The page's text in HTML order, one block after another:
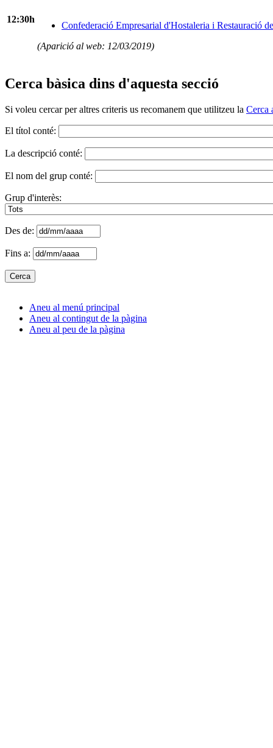
12:30h
Confederació Empresarial d'Hostaleria i Restauració
(Aparició al web: 12/03/2019)
Cerca bàsica dins d'aquesta secció
Si voleu cercar per altres criteris us recomanem que utilitzeu la Cerca
El títol conté:
La descripció conté:
El nom del grup conté:
Grup d'interès:
Des de:
Fins a:
Aneu al menú principal
Aneu al contingut de la pàgina
Aneu al peu de la pàgina